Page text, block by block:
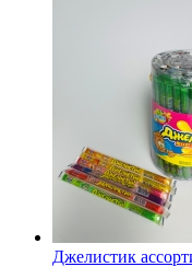
Джелистик